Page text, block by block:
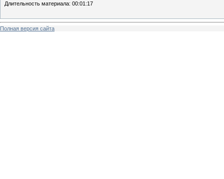
Длительность материала: 00:01:17
Полная версия сайта